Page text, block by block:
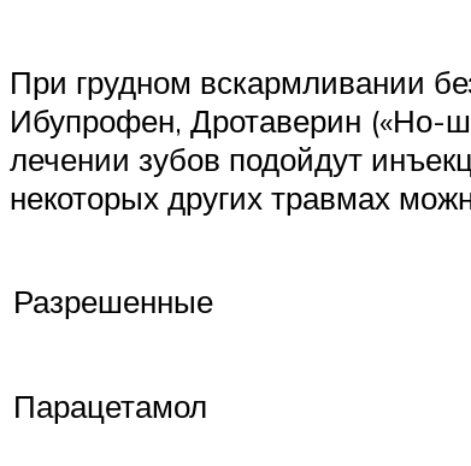
При грудном вскармливании
Ибупрофен, Дротаверин («Но-
лечении зубов подойдут
некоторых других травмах
Разрешенные
Парацетамол